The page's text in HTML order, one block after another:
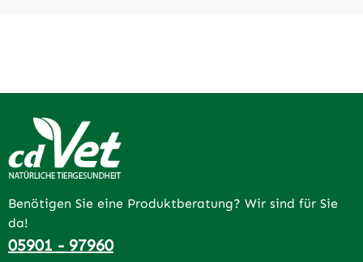
Benötigen Sie eine Produktberatung? Wir sind für Sie
da!
05901 - 97960